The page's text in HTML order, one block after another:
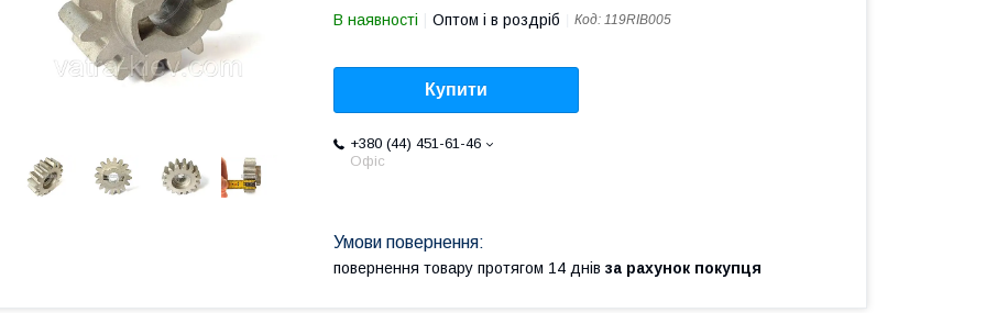
В наявності Оптом і в роздріб Код: 119RIB005
Купити
+380 (44) 451-61-46
Офіс
повернення товару протягом 14 днів за рахунок покупця